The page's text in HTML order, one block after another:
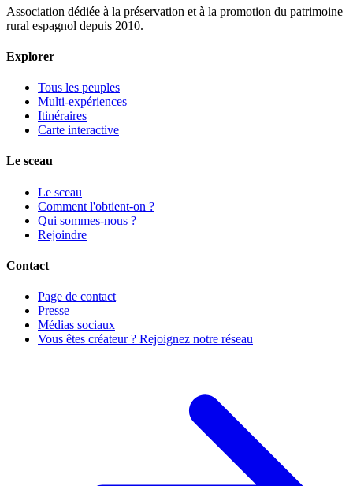
Association dédiée à la préservation et à la promotion du patrimoine
rural espagnol depuis 2010.
Explorer
Tous les peuples
Multi-expériences
Itinéraires
Carte interactive
Le sceau
Le sceau
Comment l'obtient-on ?
Qui sommes-nous ?
Rejoindre
Contact
Page de contact
Presse
Médias sociaux
Vous êtes créateur ? Rejoignez notre réseau